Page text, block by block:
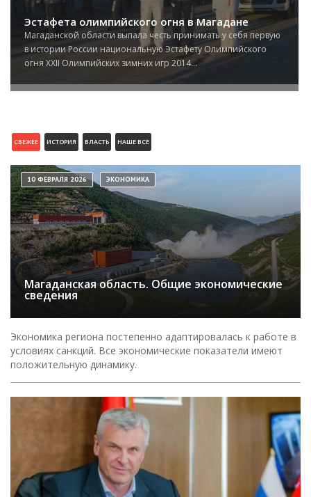
Эстафета олимпийского огня в Магадане
Магаданской области выпала честь принимать у себя первую
в истории России национальную Эстафету Олимпийского
огня XXII Олимпийских зимних игр 2014...
СВЕЖЕЕ ИСТОРИЯ ВЛАСТЬ НАШЕ ВСЕ
Магаданская область. Общие экономические
сведения
10 ФЕВРАЛЯ 2026 ЭКОНОМИКА
Экономика региона постепенно адаптировалась к работе в
условиях санкций. Все экономические показатели имеют
положительную динамику.